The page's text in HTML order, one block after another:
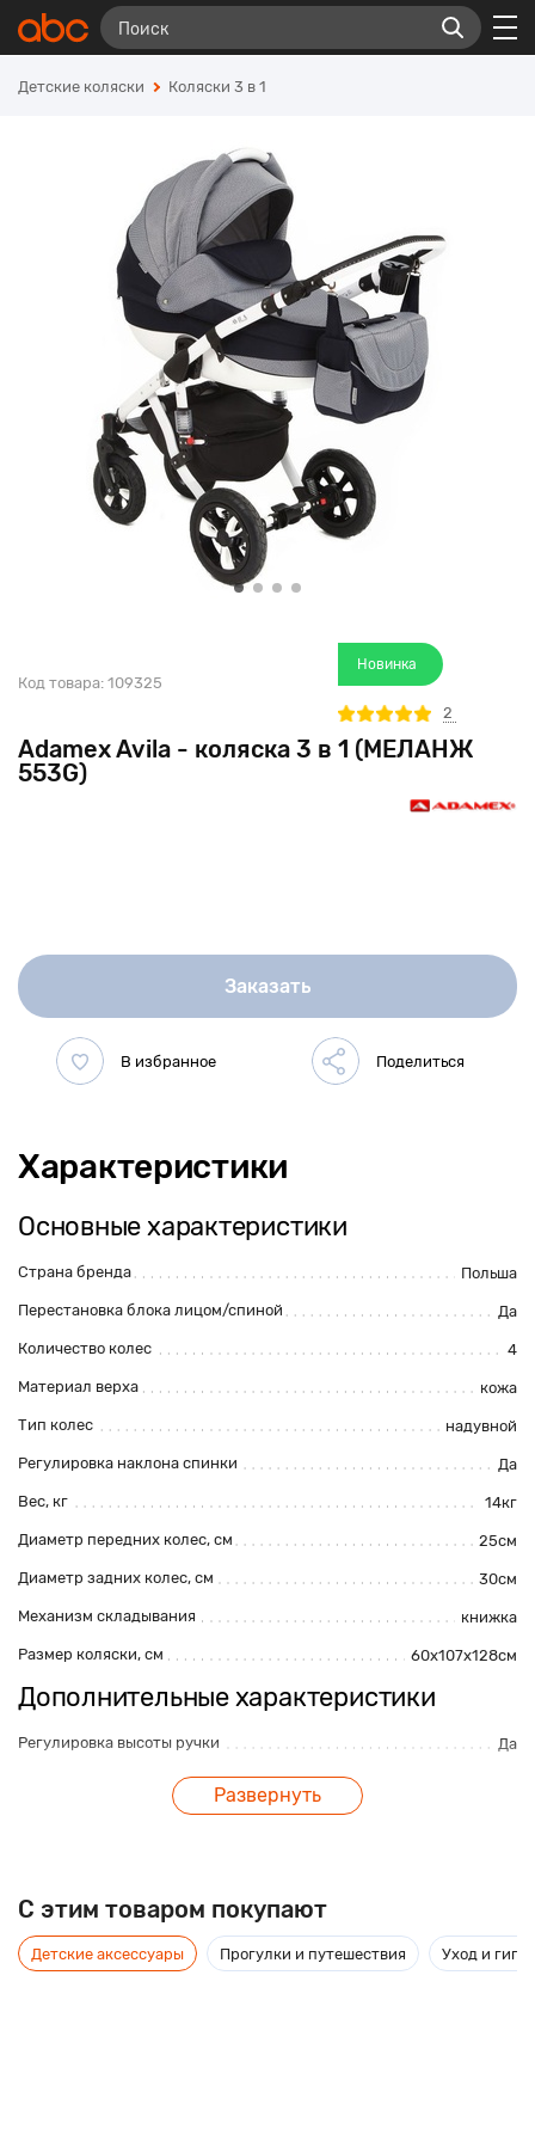
Детские коляски Коляски 3 в 1
Adamex Avila - коляска 3 в 1 (МЕЛАНЖ
553G)
Код товара: 109325
Новинка
2
Заказать
Характеристики
Основные характеристики
Страна бренда Польша
Перестановка блока лицом/спиной Да
Количество колес 4
Материал верха кожа
Тип колес надувной
Регулировка наклона спинки Да
Вес, кг 14кг
Диаметр передних колес, см 25см
Диаметр задних колес, см 30см
Механизм складывания книжка
Размер коляски, см 60х107х128см
Дополнительные характеристики
Регулировка высоты ручки Да
Корзина для покупок
Максимальная нагрузка, кг
Перекладина перед ребенком
Поворотные передние колеса Да
Размер упаковки, см 38х61х97см
Развернуть
C этим товаром покупают
Детские аксессуары Прогулки и путешествия Уход и